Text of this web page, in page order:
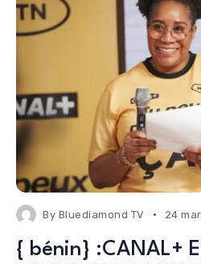
By Bluediamond TV 24
{ bénin} :CANAL+